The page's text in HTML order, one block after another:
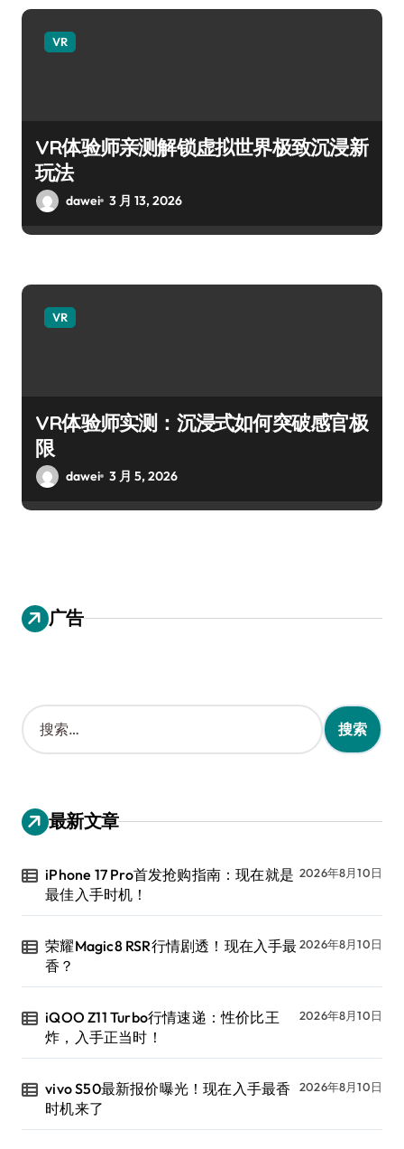
VR
VR体验师亲测解锁虚拟世界极致沉浸新
玩法
dawei 3 月 13, 2026
VR
VR体验师实测：沉浸式如何突破感官极
限
dawei 3 月 5, 2026
广告
搜
索
：
最新文章
iPhone 17 Pro首发抢购指南：现在就是
最佳入手时机！
2026年8月10日
荣耀Magic8 RSR行情剧透！现在入手最
香？
2026年8月10日
iQOO Z11 Turbo行情速递：性价比王
炸，入手正当时！
2026年8月10日
vivo S50最新报价曝光！现在入手最香
时机来了
2026年8月10日